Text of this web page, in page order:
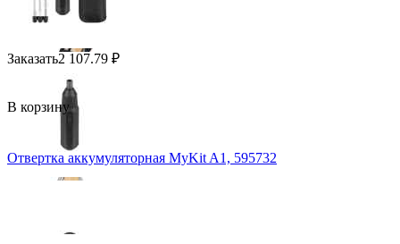
Заказать2 107.79 ₽
В корзину
Отвертка аккумуляторная MyKit A1, 595732